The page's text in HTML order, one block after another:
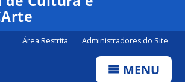
Área Restrita Administradores do Site
MENU